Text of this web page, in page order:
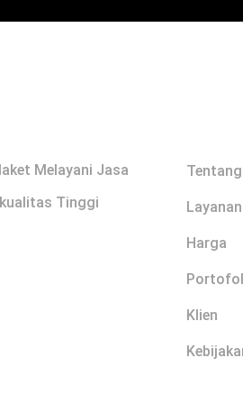
Melayani Jasa
Tinggi
Layanan
Harga
Klien